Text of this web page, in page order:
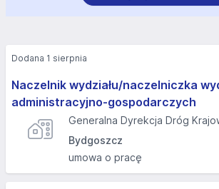
Naczelnik wydziału/naczelniczka
administracyjno-gospodarczych
Generalna Dyrekcja Dróg
Bydgoszcz
umowa o pracę
Dodana 1 sierpnia